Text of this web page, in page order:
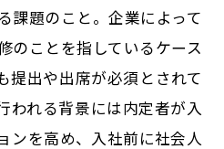
課題のこと。企業によって
のことを指しているケース
提出や出席が必須とされて
われる背景には内定者が入
ンを高め、入社前に社会人